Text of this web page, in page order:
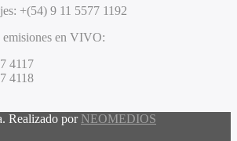
+(54) 9 11 5577 1192
emisiones en VIVO:
4117
4118
Realizado por NEOMEDIOS